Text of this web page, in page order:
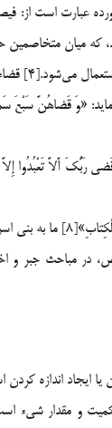
است از:
در مباحث جبر و
ايجاد اندازه